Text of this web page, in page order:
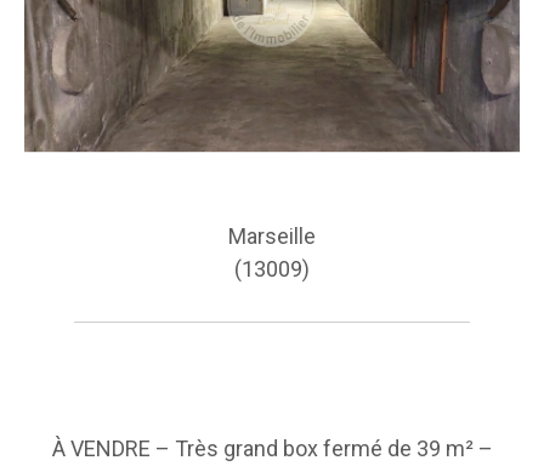
Marseille
(13009)
À VENDRE – Très grand box fermé de 39 m² –